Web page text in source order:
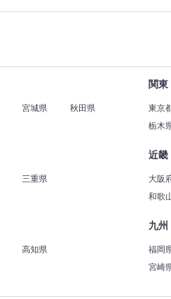
宮城県
秋田県
関東
東京
栃木
三重県
近畿
大阪
和歌
高知県
九州
福岡
宮崎